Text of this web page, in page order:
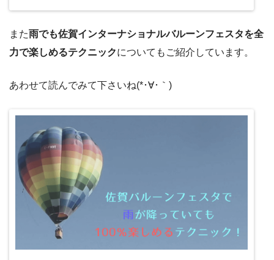
また雨でも佐賀インターナショナルバルーンフェスタを全
力で楽しめるテクニックについてもご紹介しています。
あわせて読んでみて下さいね(*･∀･｀)